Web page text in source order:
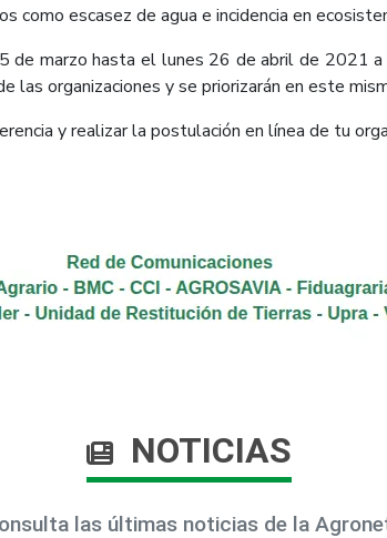
como escasez de agua e incidencia en
de marzo hasta el lunes 26 de abril de 2021
las organizaciones y se priorizarán en este
y realizar la postulación en línea de tu
NOTICIAS
las últimas noticias de la